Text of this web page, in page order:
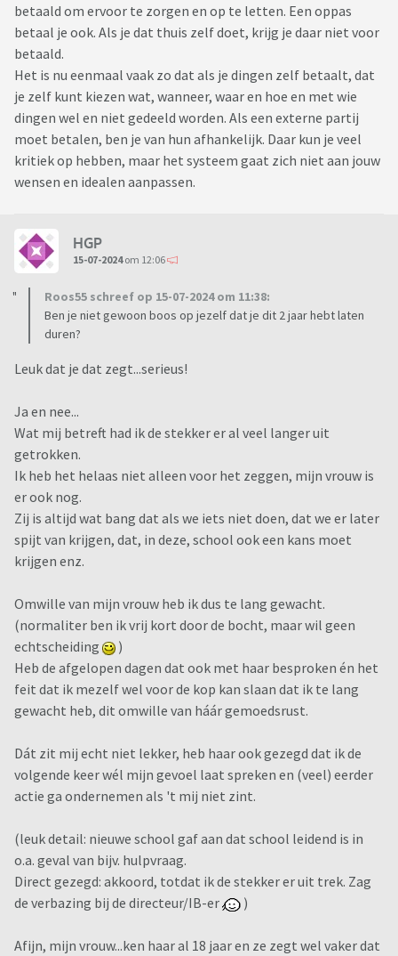
betaald om ervoor te zorgen en op te letten. Een oppas
betaal je ook. Als je dat thuis zelf doet, krijg je daar niet voor
betaald.
Het is nu eenmaal vaak zo dat als je dingen zelf betaalt, dat
je zelf kunt kiezen wat, wanneer, waar en hoe en met wie
dingen wel en niet gedeeld worden. Als een externe partij
moet betalen, ben je van hun afhankelijk. Daar kun je veel
kritiek op hebben, maar het systeem gaat zich niet aan jouw
wensen en idealen aanpassen.
HGP
15-07-2024om 12:06
Roos55 schreef op 15-07-2024 om 11:38:
Ben je niet gewoon boos op jezelf dat je dit 2 jaar hebt laten
duren?
Leuk dat je dat zegt...serieus!
Ja en nee...
Wat mij betreft had ik de stekker er al veel langer uit
getrokken.
Ik heb het helaas niet alleen voor het zeggen, mijn vrouw is
er ook nog.
Zij is altijd wat bang dat als we iets niet doen, dat we er later
spijt van krijgen, dat, in deze, school ook een kans moet
krijgen enz.
Omwille van mijn vrouw heb ik dus te lang gewacht.
(normaliter ben ik vrij kort door de bocht, maar wil geen
echtscheiding
)
Heb de afgelopen dagen dat ook met haar besproken én het
feit dat ik mezelf wel voor de kop kan slaan dat ik te lang
gewacht heb, dit omwille van háár gemoedsrust.
Dát zit mij echt niet lekker, heb haar ook gezegd dat ik de
volgende keer wél mijn gevoel laat spreken en (veel) eerder
actie ga ondernemen als 't mij niet zint.
(leuk detail: nieuwe school gaf aan dat school leidend is in
o.a. geval van bijv. hulpvraag.
Direct gezegd: akkoord, totdat ik de stekker er uit trek. Zag
de verbazing bij de directeur/IB-er
)
Afijn, mijn vrouw...ken haar al 18 jaar en ze zegt wel vaker dat